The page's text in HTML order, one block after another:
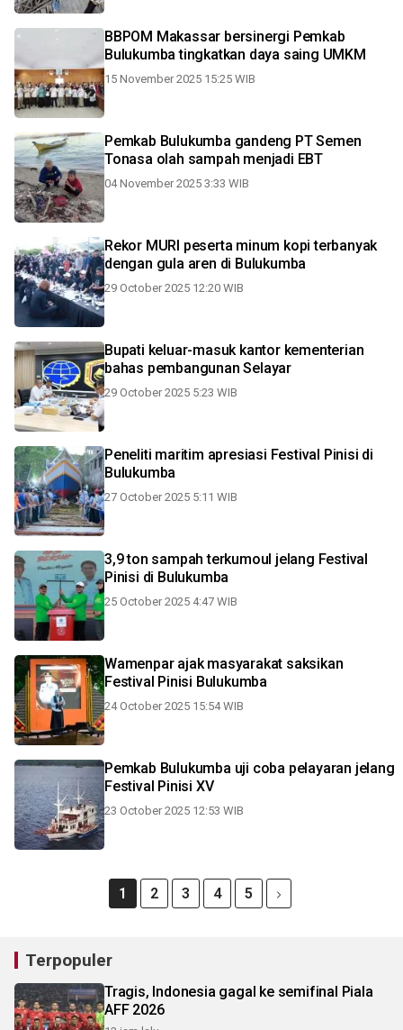
BBPOM Makassar bersinergi Pemkab
Bulukumba tingkatkan daya saing UMKM
15 November 2025 15:25 WIB
Pemkab Bulukumba gandeng PT Semen
Tonasa olah sampah menjadi EBT
04 November 2025 3:33 WIB
Rekor MURI peserta minum kopi terbanyak
dengan gula aren di Bulukumba
29 October 2025 12:20 WIB
Bupati keluar-masuk kantor kementerian
bahas pembangunan Selayar
29 October 2025 5:23 WIB
Peneliti maritim apresiasi Festival Pinisi di
Bulukumba
27 October 2025 5:11 WIB
3,9 ton sampah terkumoul jelang Festival
Pinisi di Bulukumba
25 October 2025 4:47 WIB
Wamenpar ajak masyarakat saksikan
Festival Pinisi Bulukumba
24 October 2025 15:54 WIB
Pemkab Bulukumba uji coba pelayaran jelang
Festival Pinisi XV
23 October 2025 12:53 WIB
1 2 3 4 5
Terpopuler
Tragis, Indonesia gagal ke semifinal Piala
AFF 2026